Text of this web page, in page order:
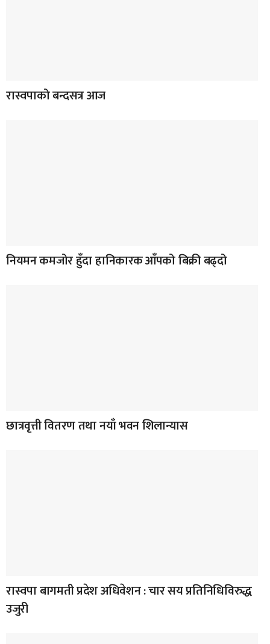
रास्वपाको बन्दसत्र आज
नियमन कमजोर हुँदा हानिकारक आँपको बिक्री बढ्दो
छात्रवृत्ती वितरण तथा नयाँ भवन शिलान्यास
रास्वपा बागमती प्रदेश अधिवेशन : चार सय प्रतिनिधिविरुद्ध
उजुरी